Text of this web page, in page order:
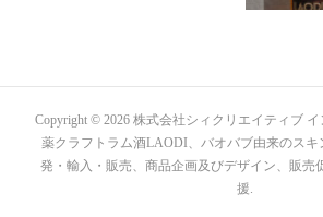
Copyright © 2026 株式会社シィクリエイティブ
薬クラフトラム酒LAODI、バオバブ由来のスキ
発・輸入・販売、商品企画及びデザイン、販売
援.